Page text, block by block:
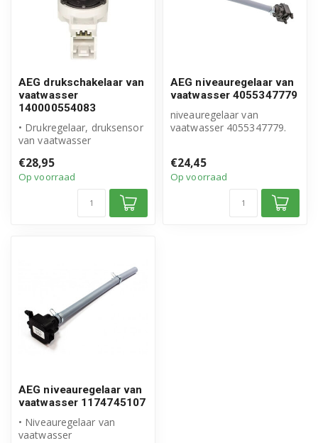
AEG drukschakelaar van
vaatwasser
140000554083
• Drukregelaar, druksensor
van vaatwasser
• Artikelnum...
€28,95
Op voorraad
AEG niveauregelaar van
vaatwasser 4055347779
niveauregelaar van
vaatwasser 4055347779.
€24,45
Op voorraad
AEG niveauregelaar van
vaatwasser 1174745107
• Niveauregelaar van
vaatwasser